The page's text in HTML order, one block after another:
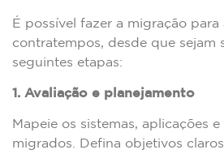
É possível fazer a migração para
contratempos, desde que sejam
seguintes etapas:
1. Avaliação e planejamento
Mapeie os sistemas, aplicações
migrados. Defina objetivos